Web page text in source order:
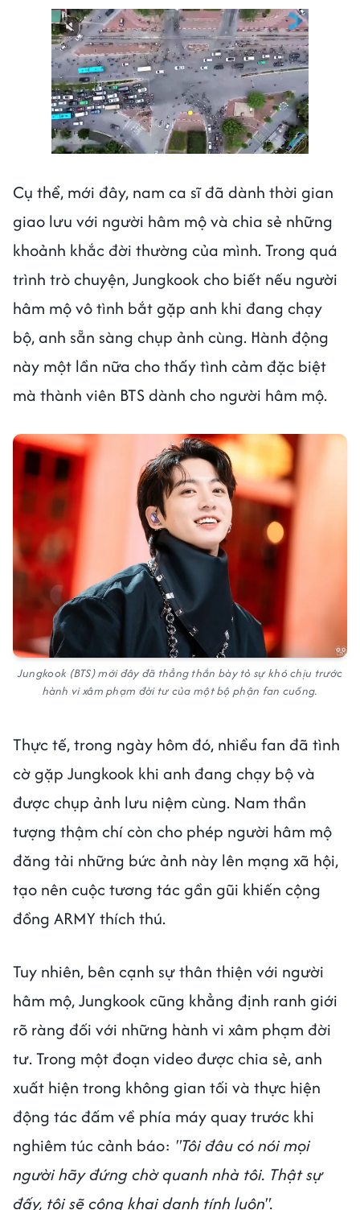
Cụ thể, mới đây, nam ca sĩ đã dành thời gian
giao lưu với người hâm mộ và chia sẻ những
khoảnh khắc đời thường của mình. Trong quá
trình trò chuyện, Jungkook cho biết nếu người
hâm mộ vô tình bắt gặp anh khi đang chạy
bộ, anh sẵn sàng chụp ảnh cùng. Hành động
này một lần nữa cho thấy tình cảm đặc biệt
mà thành viên BTS dành cho người hâm mộ.
Jungkook (BTS) mới đây đã thẳng thắn bày tỏ sự khó chịu trước
hành vi xâm phạm đời tư của một bộ phận fan cuồng.
Thực tế, trong ngày hôm đó, nhiều fan đã tình
cờ gặp Jungkook khi anh đang chạy bộ và
được chụp ảnh lưu niệm cùng. Nam thần
tượng thậm chí còn cho phép người hâm mộ
đăng tải những bức ảnh này lên mạng xã hội,
tạo nên cuộc tương tác gần gũi khiến cộng
đồng ARMY thích thú.
Tuy nhiên, bên cạnh sự thân thiện với người
hâm mộ, Jungkook cũng khẳng định ranh giới
rõ ràng đối với những hành vi xâm phạm đời
tư. Trong một đoạn video được chia sẻ, anh
xuất hiện trong không gian tối và thực hiện
động tác đấm về phía máy quay trước khi
nghiêm túc cảnh báo: "Tôi đâu có nói mọi
người hãy đứng chờ quanh nhà tôi. Thật sự
đấy, tôi sẽ công khai danh tính luôn".